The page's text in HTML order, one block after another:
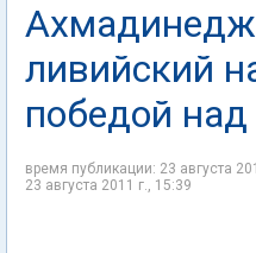
ливийский
победой
время публикации: 23 августа
23 августа 2011 г., 15:39